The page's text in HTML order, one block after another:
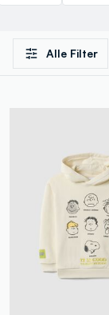
Alle Filter